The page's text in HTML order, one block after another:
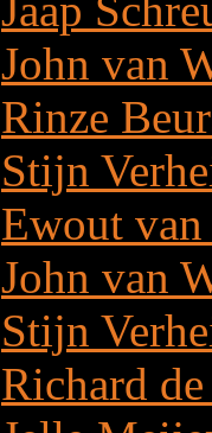
John van
Rinze
Stijn
Ewout
John van
Stijn
Richard